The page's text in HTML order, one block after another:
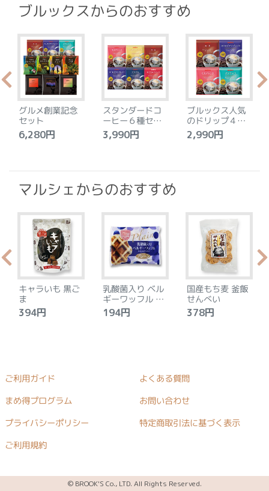
ブルックスからのおすすめ
グルメ創業記念
セット
6,280円
スタンダードコ
ーヒー６種セッ
ト
3,990円
ブルックス人気
のドリップ４種
セット
2,990円
マルシェからのおすすめ
キャラいも 黒ご
ま
394円
乳酸菌入り ベル
ギーワッフル プ
レーン
194円
国産もち麦 釜飯
せんべい
378円
ご利用ガイド よくある質問
まめ得プログラム お問い合わせ
プライバシーポリシー 特定商取引法に基づく表示
ご利用規約
© BROOK'S Co., LTD. All Rights Reserved.